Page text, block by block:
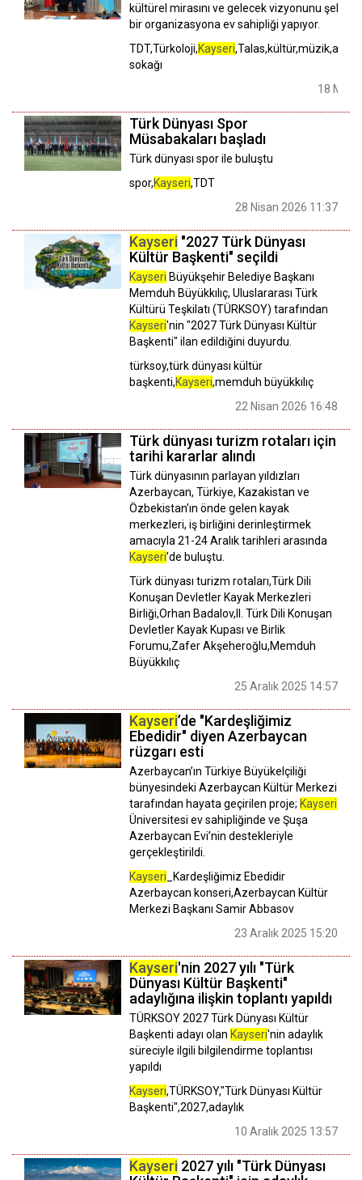
kültürel mirasını ve gelecek vizyonunu
bir organizasyona ev sahipliği yapıyor.
TDT,Türkoloji,Kayseri
sokağı
18
Türk Dünyası Spor
Müsabakaları başladı
Türk dünyası spor ile buluştu
spor,Kayseri,TDT
28 Nisan 2026 11:37
Kayseri "2027 Türk Dünyası
Kültür Başkenti" seçildi
Kayseri Büyükşehir Belediye Başkanı
Memduh Büyükkılıç, Uluslararası Türk
Kültürü Teşkilatı (TÜRKSOY) tarafından
Kayseri'nin "2027 Türk Dünyası Kültür
Başkenti" ilan edildiğini duyurdu.
türksoy,türk dünyası kültür
başkenti,Kayseri,memduh büyükkılıç
22 Nisan 2026 16:48
Türk dünyası turizm rotaları için
tarihi kararlar alındı
Türk dünyasının parlayan yıldızları
Azerbaycan, Türkiye, Kazakistan ve
Özbekistan’ın önde gelen kayak
merkezleri, iş birliğini derinleştirmek
amacıyla 21-24 Aralık tarihleri arasında
Kayseri’de buluştu.
Türk dünyası turizm rotaları,Türk Dili
Konuşan Devletler Kayak Merkezleri
Birliği,Orhan Badalov,II. Türk Dili Konuşan
Devletler Kayak Kupası ve Birlik
Forumu,Zafer Akşeheroğlu,Memduh
Büyükkılıç
25 Aralık 2025 14:57
Kayseri’de "Kardeşliğimiz
Ebedidir" diyen Azerbaycan
rüzgarı esti
Azerbaycan’ın Türkiye Büyükelçiliği
bünyesindeki Azerbaycan Kültür Merkezi
tarafından hayata geçirilen proje; Kayseri
Üniversitesi ev sahipliğinde ve Şuşa
Azerbaycan Evi’nin destekleriyle
gerçekleştirildi.
Kayseri _Kardeşliğimiz Ebedidir
Azerbaycan konseri,Azerbaycan Kültür
Merkezi Başkanı Samir Abbasov
23 Aralık 2025 15:20
Kayseri'nin 2027 yılı "Türk
Dünyası Kültür Başkenti"
adaylığına ilişkin toplantı yapıldı
TÜRKSOY 2027 Türk Dünyası Kültür
Başkenti adayı olan Kayseri'nin adaylık
süreciyle ilgili bilgilendirme toplantısı
yapıldı
Kayseri,TÜRKSOY,"Türk Dünyası Kültür
Başkenti",2027,adaylık
10 Aralık 2025 13:57
Kayseri 2027 yılı "Türk Dünyası